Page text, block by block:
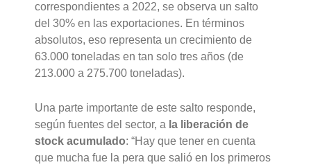
correspondientes a 2022, se observa un salto
del 30% en las exportaciones. En términos
absolutos, eso representa un crecimiento de
63.000 toneladas en tan solo tres años (de
213.000 a 275.700 toneladas).
Una parte importante de este salto responde,
según fuentes del sector, a la liberación de
stock acumulado: “Hay que tener en cuenta
que mucha fue la pera que salió en los primeros